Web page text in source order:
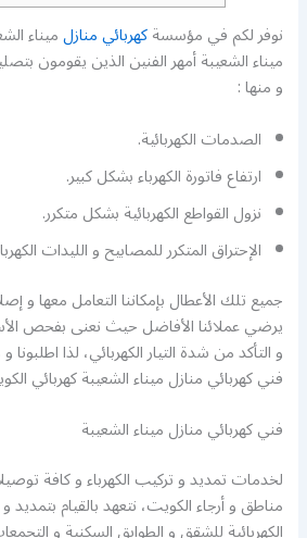
نوفر لكم في مؤسسةكهربائي منازلميناء
ميناء الشعيبة أمهر الفنين الذين يقومون
و منها :
الصدمات الكهربائية.
ارتفاع فاتورة الكهرباء بشكل كبير.
نزول القواطع الكهربائية بشكل متكرر.
الإحتراق المتكرر للمصابيح و الليدات
جميع تلك الأعطال بإمكاننا التعامل معها و
يرضي عملائنا الأفاضل حيث نعنى بفحص
و التأكد من شدة التيار الكهربائي، لذا اطلبونا
فني كهربائي منازل ميناء الشعيبة كهربائي
فني كهربائي منازل ميناء الشعيبة
لخدمات تمديد و تركيب الكهرباء و كافة
مناطق و أرجاء الكويت، نتعهد بالقيام